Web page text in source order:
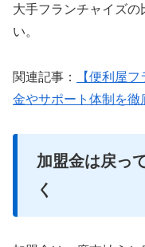
大手フランチャイズの
い。
関連記事：
【便利屋
金やサポート体制を徹
加盟金は戻っ
く